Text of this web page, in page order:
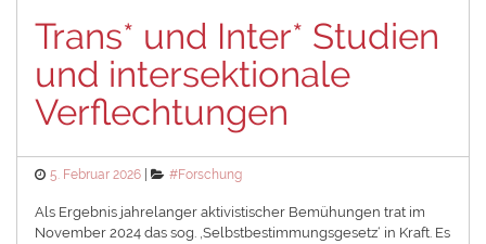
Trans* und Inter* Studien
und intersektionale
Verflechtungen
Posted
5. Februar 2026 Categories
#Forschung
Als Ergebnis jahrelanger aktivistischer Bemühungen trat im
November 2024 das sog. ‚Selbstbestimmungsgesetz‘ in Kraft. Es